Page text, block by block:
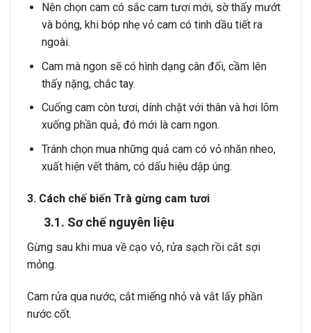
Nên chọn cam có sắc cam tươi mới, sờ thấy mướt
và bóng, khi bóp nhẹ vỏ cam có tinh dầu tiết ra
ngoài.
Cam mà ngon sẽ có hình dạng cân đối, cầm lên
thấy nặng, chắc tay.
Cuống cam còn tươi, dính chặt với thân và hơi lõm
xuống phần quả, đó mới là cam ngon.
Tránh chọn mua những quả cam có vỏ nhăn nheo,
xuất hiện vết thâm, có dấu hiệu dập úng.
3. Cách chế biến Trà gừng cam tươi
3.1. Sơ chế nguyên liệu
Gừng sau khi mua về cạo vỏ, rửa sạch rồi cắt sợi
mỏng.
Cam rửa qua nước, cắt miếng nhỏ và vắt lấy phần
nước cốt.